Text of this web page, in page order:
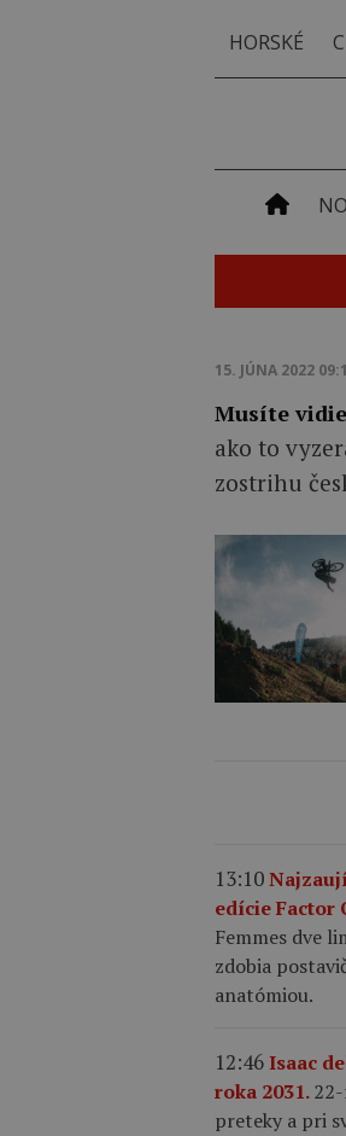
HORSKÉ
15. JÚNA 2022
Musíte
ako to
zostrihu
13:10
edície Factor
Femmes dve
zdobia
anatómiou.
12:46Isaac
roka 2031.
preteky a pri